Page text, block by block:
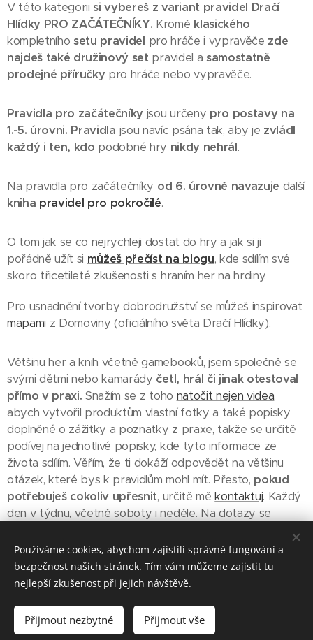
V této kategoriisi vybereš z variant pravidel Dračí
Hlídky PRO ZAČÁTEČNÍKY. Kromě klasického
kompletníhosetu pravidel pro hráče i vypravěče zde
najdeš také družinový set pravidel a samostatně
prodejné příručky pro hráče nebo vypravěče.
Pravidla pro začátečníky jsou určeny pro postavy na
1.-5. úrovni. Pravidla jsou navíc psána tak, aby je zvládl
každý i ten, kdo podobné hry nikdy nehrál.
Na pravidla pro začátečníky od 6. úrovně navazuje další
kniha pravidel pro pokročilé.
O tom jak se co nejrychleji dostat do hry a jak si ji
pořádně užít si můžeš přečíst na blogu, kde sdílím své
skoro třicetileté zkušenosti s hraním her na hrdiny.
Pro usnadnění tvorby dobrodružství se můžeš inspirovat
mapami z Domoviny (oficiálního světa Dračí Hlídky).
Většinu her a knih včetně gamebooků, jsem společně se
svými dětmi nebo kamarády četl, hrál či jinak otestoval
přímo v praxi.Snažím se z toho natočit nejen videa,
abych vytvořil produktům vlastní fotky a také popisky
doplněné o zážitky a poznatky z praxe, takže se určitě
podívej na jednotlivé popisky, kde tyto informace ze
života sdílím. Věřím, že ti dokáží odpovědět na většinu
otázek, které bys k pravidlům mohl mít. Přesto, pokud
potřebuješ cokoliv upřesnit, určitě měkontaktuj. Každý
den v týdnu, včetně soboty i neděle. Na dotazy se
nejrychleji, takže jestli máš jakékoliv otázky, sem s nimi. ;-)
Některé odkazy vedou na obchody, kde můžete hry/knihy koupit -
jsou to affiliate odkazy, díky kterým můžu tento web provozovat.
Používáme cookies, abychom zajistili správné fungování a
bezpečnost našich stránek. Tím vám můžeme zajistit tu
nejlepší zkušenost při jejich návštěvě.
Přijmout nezbytné Přijmout vše